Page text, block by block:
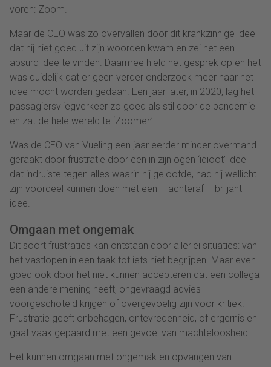
voren: Zoom.
Maar de CEO was zo overvallen door dit krankzinnige idee
dat hij niet goed uit zijn woorden kwam en zei het een
absurd idee te vinden. Daarmee hield het gesprek op en het
was duidelijk dat er geen verder onderzoek meer naar het
idee mocht worden gedaan. Een jaar later, in 2020, lag het
passagiersvliegverkeer zo goed als stil door de pandemie
en zat de hele wereld te ‘Zoomen’…
Was de CEO van Vueling een jaar eerder minder overmand
geraakt door frustratie door een in zijn ogen ‘idioot’ idee
dat indruiste tegen alles waarin hij geloofde, had hij wellicht
zijn voordeel kunnen doen met een – achteraf – briljant
idee.
Omgaan met ongemak
Dit soort frustraties kan ontstaan door allerlei situaties: van
het vastlopen in een taak tot iets niet begrijpen. Maar even
goed ook door het niet kunnen accepteren dat een collega
een andere mening heeft, ongevraagd advies
voorgeschoteld krijgen of overgevoelig zijn voor kritiek.
Frustratie geeft onbehagen, ontevredenheid, of ergernis en
gaat vaak gepaard met een gevoel van machteloosheid.
Het kunnen omgaan met ongemak en opvangen van